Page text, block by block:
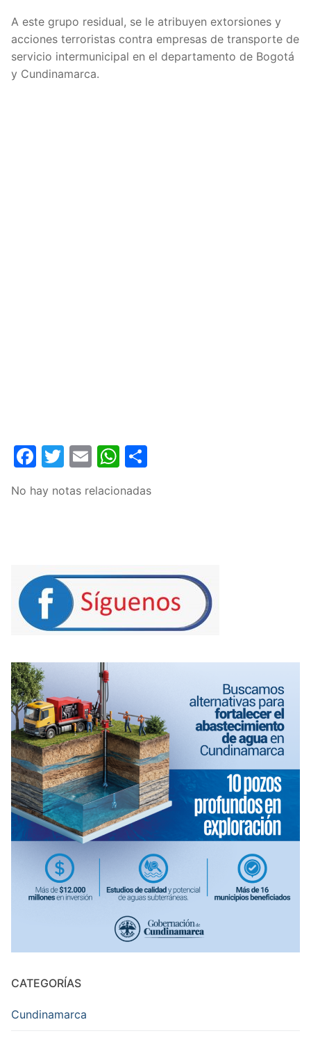
A este grupo residual, se le atribuyen extorsiones y
acciones terroristas contra empresas de transporte de
servicio intermunicipal en el departamento de Bogotá
y Cundinamarca.
Facebook
Twitter
EmailWhatsApp
No hay notas relacionadas
CATEGORÍAS
Cundinamarca